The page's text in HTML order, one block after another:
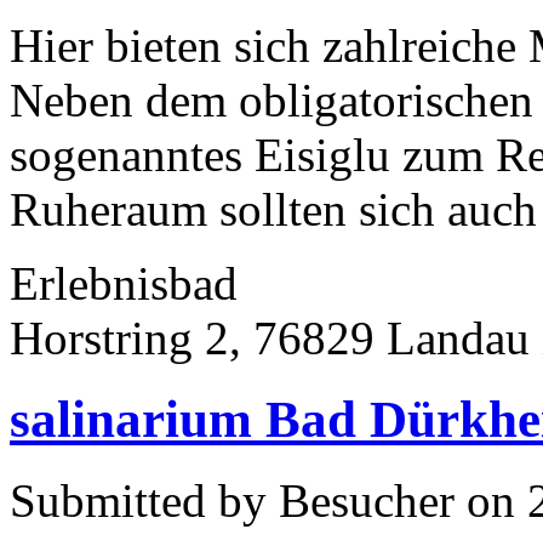
Hier bieten sich zahlreiche
Neben dem
sogenanntes Eisiglu zum
Ruheraum sollten sich
Erlebnisbad
Horstring 2, 76829
salinarium Bad
Submitted by Besucher on